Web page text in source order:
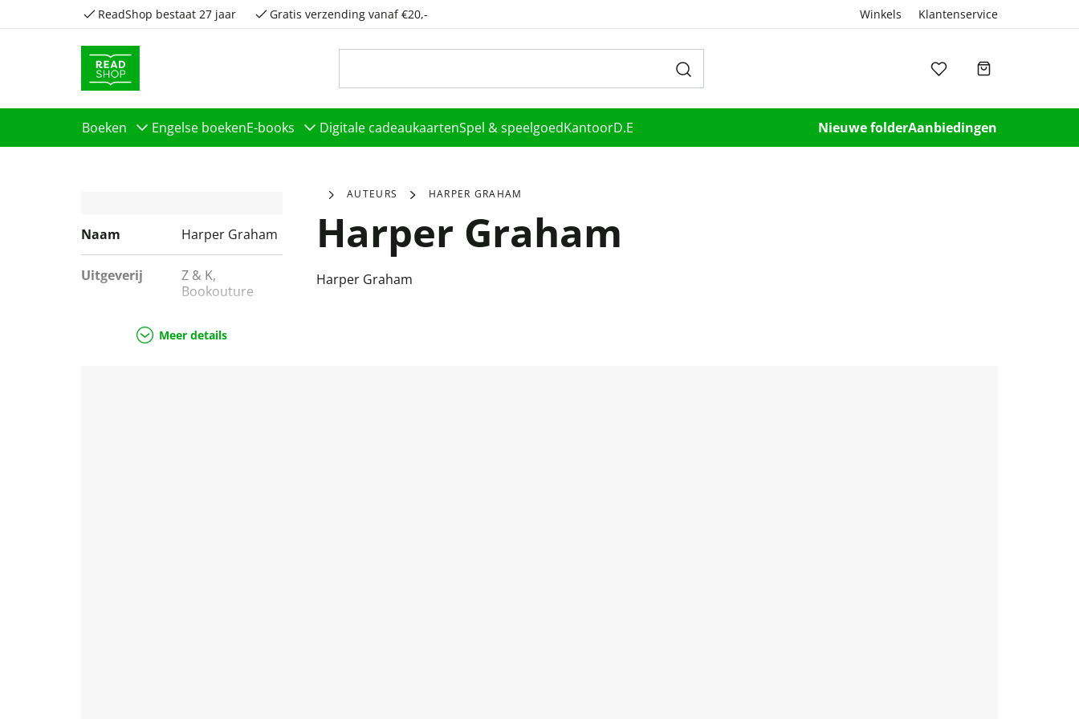
ReadShop bestaat 27 jaar Gratis verzending vanaf €20,- Winkels Klantenservice
Boeken Engelse boekenE-books Digitale cadeaukaartenSpel & speelgoedKantoorD.E Nieuwe folderAanbiedingen
Naam Harper Graham
Uitgeverij
Z & K,
Bookouture
Romans
Meer details
AUTEURS HARPER GRAHAM
Harper Graham
Harper Graham